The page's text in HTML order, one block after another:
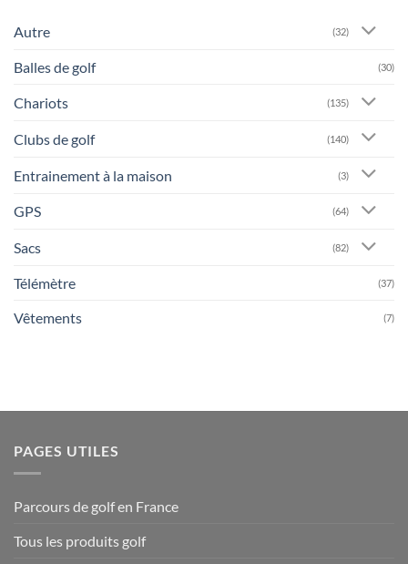
Autre (32)
Balles de golf (30)
Chariots (135)
Clubs de golf (140)
Entrainement à la maison (3)
GPS (64)
Sacs (82)
Télémètre (37)
Vêtements (7)
PAGES UTILES
Parcours de golf en France
Tous les produits golf